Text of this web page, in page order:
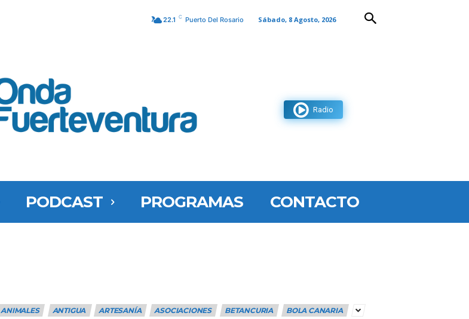
22.1 C Puerto Del Rosario Sábado, 8 Agosto, 2026
Radio
PODCAST PROGRAMAS CONTACTO
ANIMALES ANTIGUA ARTESANÍA ASOCIACIONES BETANCURIA BOLA CANARIA